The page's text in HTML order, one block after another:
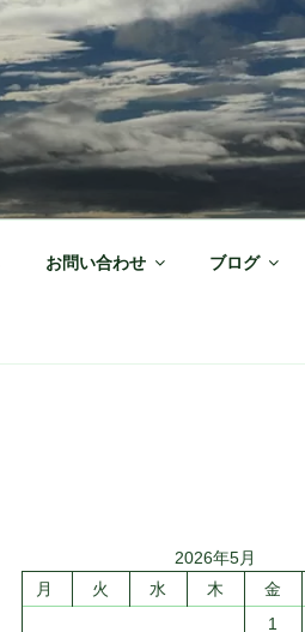
お問い合わせ ブログ
2026年5月
月
火 水 木 金
1